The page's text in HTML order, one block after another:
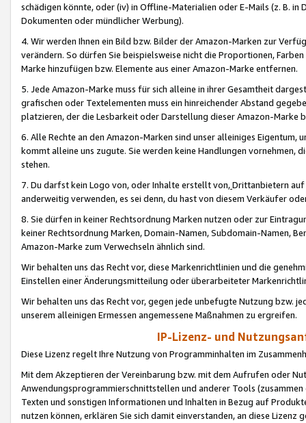
schädigen könnte, oder (iv) in Offline-Materialien oder E-Mails (z. B. in
Dokumenten oder mündlicher Werbung).
4. Wir werden Ihnen ein Bild bzw. Bilder der Amazon-Marken zur
verändern. So dürfen Sie beispielsweise nicht die Proportionen,
Marke hinzufügen bzw. Elemente aus einer Amazon-Marke entfernen.
5. Jede Amazon-Marke muss für sich alleine in ihrer Gesamtheit
grafischen oder Textelementen muss ein hinreichender Abstand
platzieren, der die Lesbarkeit oder Darstellung dieser Amazon-Marke
6. Alle Rechte an den Amazon-Marken sind unser alleiniges
kommt alleine uns zugute. Sie werden keine Handlungen vornehmen,
stehen.
7. Du darfst kein Logo von, oder Inhalte erstellt von,Drittanbietern auf
anderweitig verwenden, es sei denn, du hast von diesem Verkäufer
8. Sie dürfen in keiner Rechtsordnung Marken nutzen oder zur
keiner Rechtsordnung Marken, Domain-Namen, Subdomain-Namen,
Amazon-Marke zum Verwechseln ähnlich sind.
Wir behalten uns das Recht vor, diese Markenrichtlinien und die
Einstellen einer Änderungsmitteilung oder überarbeiteter
Wir behalten uns das Recht vor, gegen jede unbefugte Nutzung bzw.
unserem alleinigen Ermessen angemessene Maßnahmen zu ergreifen.
IP-Lizenz- und
Diese Lizenz regelt Ihre Nutzung von Programminhalten im
Mit dem Akzeptieren der Vereinbarung bzw. mit dem Aufrufen oder
Anwendungsprogrammierschnittstellen und anderer Tools (zusammen
Texten und sonstigen Informationen und Inhalten in Bezug auf
nutzen können, erklären Sie sich damit einverstanden, an diese Lizenz